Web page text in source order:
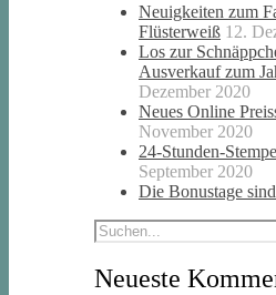
Neuigkeiten zum
Flüsterweiß 12.
Los zur
Ausverkauf zum
Dezember 2020
Neues Online
November 2020
24-Stunden-
September 2020
Die Bonustage
Neueste